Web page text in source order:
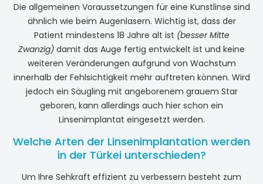
Die allgemeinen Voraussetzungen für eine Kunstlinse sind
ähnlich wie beim Augenlasern. Wichtig ist, dass der
Patient mindestens 18 Jahre alt ist (besser Mitte
Zwanzig) damit das Auge fertig entwickelt ist und keine
weiteren Veränderungen aufgrund von Wachstum
innerhalb der Fehlsichtigkeit mehr auftreten können. Wird
jedoch ein Säugling mit angeborenem grauem Star
geboren, kann allerdings auch hier schon ein
Linsenimplantat eingesetzt werden.
Welche Arten der Linsenimplantation werden
in der Türkei unterschieden?
Um Ihre Sehkraft effizient zu verbessern besteht zum